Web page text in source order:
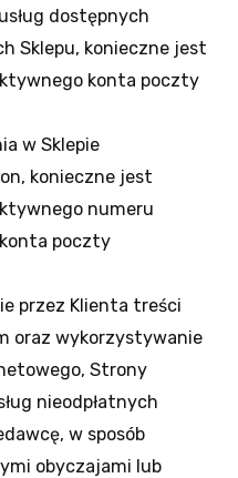
dostępnych
Sklepu, konieczne jest
konta poczty
w Sklepie
konieczne jest
numeru
poczty
przez Klienta treści
oraz wykorzystywanie
Strony
nieodpłatnych
w sposób
obyczajami lub